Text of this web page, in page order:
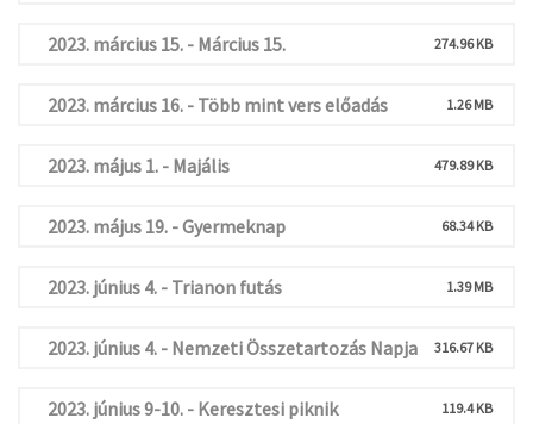
2023. március 15. - Március 15. 274.96 KB
2023. március 16. - Több mint vers előadás 1.26 MB
2023. május 1. - Majális 479.89 KB
2023. május 19. - Gyermeknap 68.34 KB
2023. június 4. - Trianon futás 1.39 MB
2023. június 4. - Nemzeti Összetartozás Napja 316.67 KB
2023. június 9-10. - Keresztesi piknik 119.4 KB